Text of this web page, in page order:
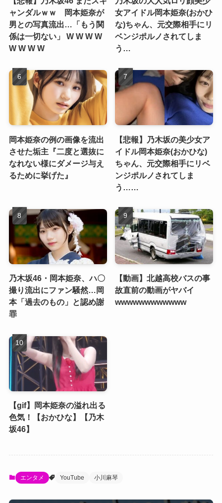
ャンダルｗｗ 岡本姫奈が
男との写真流出…「もう関
係は一切ない」 W W W W
W W W W
女アイドル岡本姫奈(おかひ
な)ちゃん、元交際相手にリ
ベンジポルノされてしま
う…
岡本姫奈の例の画像を流出
させた垢主『二度と選抜に
なれない様にダメージ与え
るために挙げた』
【悲報】乃木坂の美少女ア
イドル岡本姫奈(おかひな)
ちゃん、元交際相手にリベ
ンジポルノされてしま
う……
乃木坂46・岡本姫奈、ハ〇
撮り流出にファン騒然…岡
本「過去のもの」と認め謝
罪
【動画】北越高校バスの事
故直前の動画がヤバイ
wwwwwwwwwwww
【gif】岡本姫奈の溢れ出る
色気！【おかひな】【乃木
坂46】
エンタメ YouTube 小川麻琴